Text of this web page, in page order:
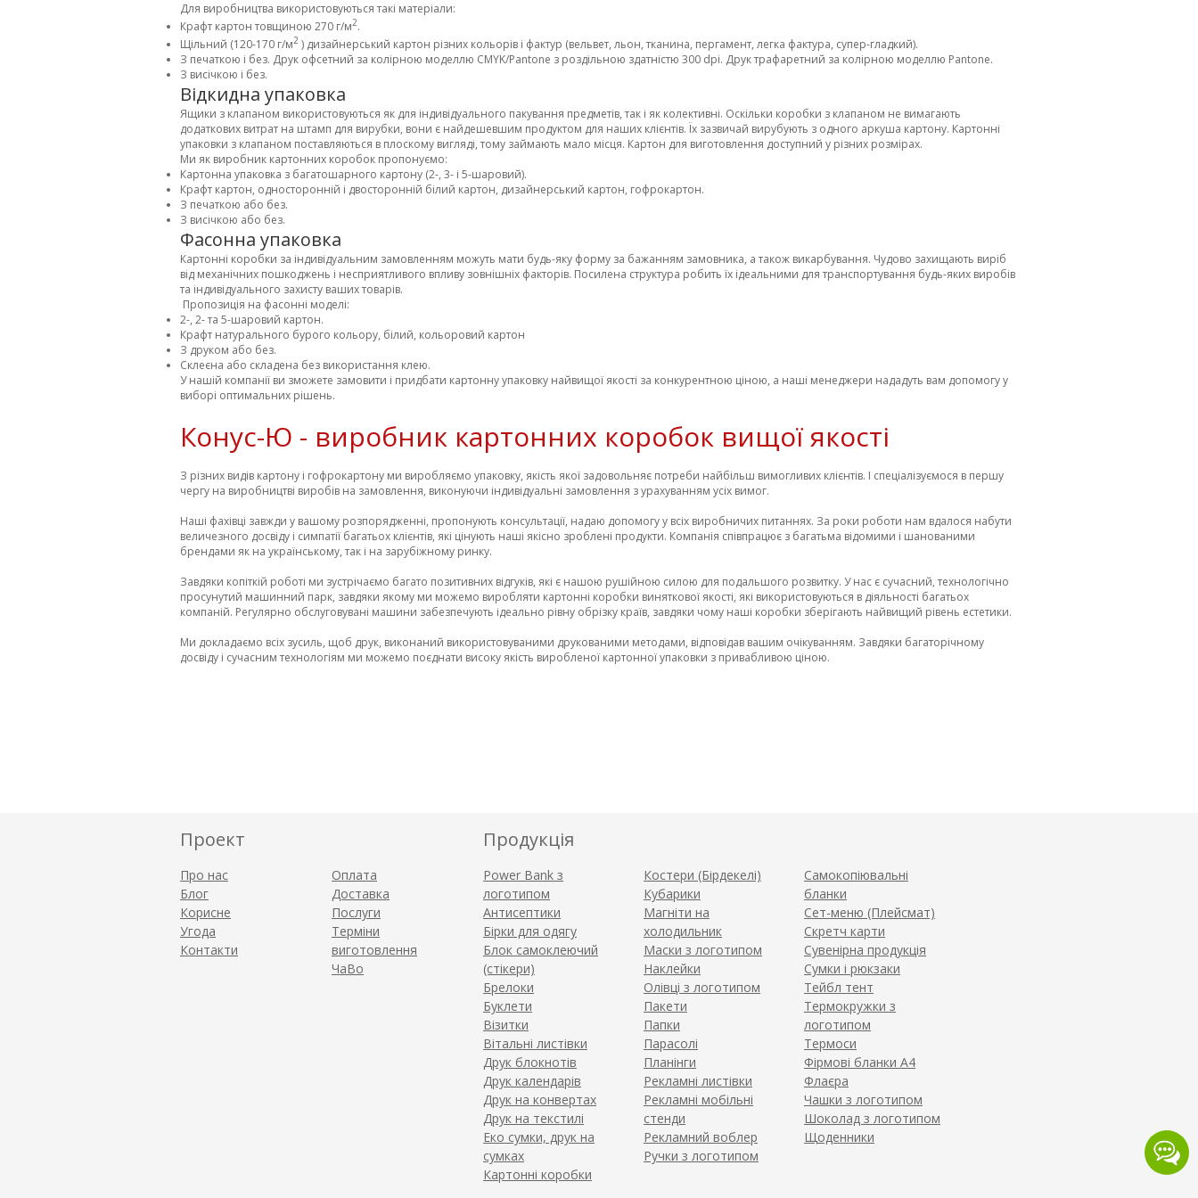
Для виробництва використовуються такі матеріали:
Крафт картон товщиною 270 г/м2.
Щільний (120-170 г/м2 ­) дизайнерський картон різних кольорів і фактур (вельвет, льон, тканина, пергамент, легка фактура, супер-гладкий).
З печаткою і без. Друк офсетний за колірною моделлю CMYK/Pantone з роздільною здатністю 300 dpi. Друк трафаретний за колірною моделлю Pantone.
З висічкою і без.
Відкидна упаковка
Ящики з клапаном використовуються як для індивідуального пакування предметів, так і як колективні. Оскільки коробки з клапаном не вимагають
додаткових витрат на штамп для вирубки, вони є найдешевшим продуктом для наших клієнтів. Їх зазвичай вирубують з одного аркуша картону. Картонні
упаковки з клапаном поставляються в плоскому вигляді, тому займають мало місця. Картон для виготовлення доступний у різних розмірах.
Ми як виробник картонних коробок пропонуємо:
Картонна упаковка з багатошарного картону (2-, 3- і 5-шаровий).
Крафт картон, односторонній і двосторонній білий картон, дизайнерський картон, гофрокартон.
З печаткою або без.
З висічкою або без.
Фасонна упаковка
Картонні коробки за індивідуальним замовленням можуть мати будь-яку форму за бажанням замовника, а також викарбування. Чудово захищають виріб
від механічних пошкоджень і несприятливого впливу зовнішніх факторів. Посилена структура робить їх ідеальними для транспортування будь-яких виробів
та індивідуального захисту ваших товарів.
Пропозиція на фасонні моделі:
2-, 2- та 5-шаровий картон.
Крафт натурального бурого кольору, білий, кольоровий картон
З друком або без.
Склеєна або складена без використання клею.
У нашій компанії ви зможете замовити і придбати картонну упаковку найвищої якості за конкурентною ціною, а наші менеджери нададуть вам допомогу у
виборі оптимальних рішень.
Конус-Ю - виробник картонних коробок вищої якості
З різних видів картону і гофрокартону ми виробляємо упаковку, якість якої задовольняє потреби найбільш вимогливих клієнтів. І спеціалізуємося в першу
чергу на виробництві виробів на замовлення, виконуючи індивідуальні замовлення з урахуванням усіх вимог.
Наші фахівці завжди у вашому розпорядженні, пропонують консультації, надаю допомогу у всіх виробничих питаннях. За роки роботи нам вдалося набути
величезного досвіду і симпатії багатьох клієнтів, які цінують наші якісно зроблені продукти. Компанія співпрацює з багатьма відомими і шанованими
брендами як на українському, так і на зарубіжному ринку.
Завдяки копіткій роботі ми зустрічаємо багато позитивних відгуків, які є нашою рушійною силою для подальшого розвитку. У нас є сучасний, технологічно
просунутий машинний парк, завдяки якому ми можемо виробляти картонні коробки виняткової якості, які використовуються в діяльності багатьох
компаній. Регулярно обслуговувані машини забезпечують ідеально рівну обрізку країв, завдяки чому наші коробки зберігають найвищий рівень естетики.
Ми докладаємо всіх зусиль, щоб друк, виконаний використовуваними друкованими методами, відповідав вашим очікуванням. Завдяки багаторічному
досвіду і сучасним технологіям ми можемо поєднати високу якість виробленої картонної упаковки з привабливою ціною.
Проект
Про нас
Блог
Корисне
Угода
Контакти
Оплата
Доставка
Послуги
Терміни
виготовлення
ЧаВо
Продукція
Power Bank з
логотипом
Антисептики
Бірки для одягу
Блок самоклеючий
(стікери)
Брелоки
Буклети
Візитки
Вітальні листівки
Друк блокнотів
Друк календарів
Друк на конвертах
Друк на текстилі
Еко сумки, друк на
сумках
Картонні коробки
Костери (Бірдекелі)
Кубарики
Магніти на
холодильник
Маски з логотипом
Наклейки
Олівці з логотипом
Пакети
Папки
Парасолі
Планінги
Рекламні листівки
Рекламні мобільні
стенди
Рекламний воблер
Ручки з логотипом
Самокопіювальні
бланки
Сет-меню (Плейсмат)
Скретч карти
Сувенірна продукція
Сумки і рюкзаки
Тейбл тент
Термокружки з
логотипом
Термоси
Фірмові бланки А4
Флаєра
Чашки з логотипом
Шоколад з логотипом
Щоденники